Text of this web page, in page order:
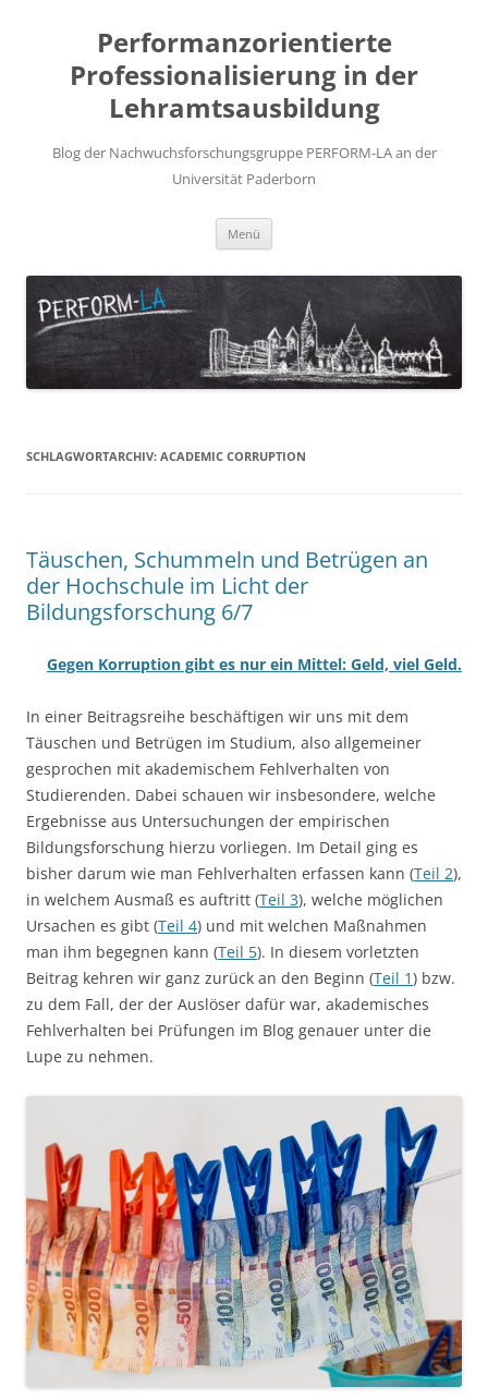
Performanzorientierte
Professionalisierung in der
Lehramtsausbildung
Blog der Nachwuchsforschungsgruppe PERFORM-LA an der
Universität Paderborn
Menü
SCHLAGWORTARCHIV: ACADEMIC CORRUPTION
Täuschen, Schummeln und Betrügen an
der Hochschule im Licht der
Bildungsforschung 6/7
Gegen Korruption gibt es nur ein Mittel: Geld, viel Geld.
In einer Beitragsreihe beschäftigen wir uns mit dem
Täuschen und Betrügen im Studium, also allgemeiner
gesprochen mit akademischem Fehlverhalten von
Studierenden. Dabei schauen wir insbesondere, welche
Ergebnisse aus Untersuchungen der empirischen
Bildungsforschung hierzu vorliegen. Im Detail ging es
bisher darum wie man Fehlverhalten erfassen kann (Teil 2),
in welchem Ausmaß es auftritt (Teil 3), welche möglichen
Ursachen es gibt (Teil 4) und mit welchen Maßnahmen
man ihm begegnen kann (Teil 5). In diesem vorletzten
Beitrag kehren wir ganz zurück an den Beginn (Teil 1) bzw.
zu dem Fall, der der Auslöser dafür war, akademisches
Fehlverhalten bei Prüfungen im Blog genauer unter die
Lupe zu nehmen.